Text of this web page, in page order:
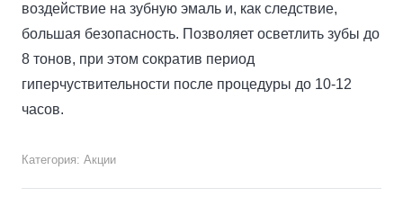
воздействие на зубную эмаль и, как следствие,
большая безопасность. Позволяет осветлить зубы до
8 тонов, при этом сократив период
гиперчуствительности после процедуры до 10-12
часов.
Категория: Акции